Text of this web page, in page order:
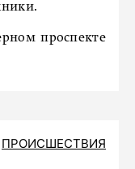
проспекте
ПРОИСШЕСТВИЯ